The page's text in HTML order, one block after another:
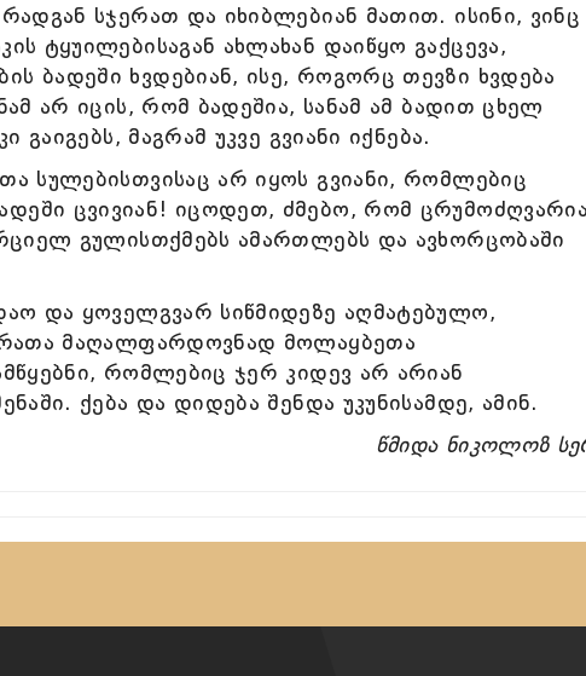
სჯერათ და იხიბლებიან მათით. ისინი, ვინც
ტყუილებისაგან ახლახან დაიწყო გაქცევა,
ბადეში ხვდებიან, ისე, როგორც თევზი ხვდება
არ იცის, რომ ბადეშია, სანამ ამ ბადით ცხელ
გაიგებს, მაგრამ უკვე გვიანი იქნება.
სულებისთვისაც არ იყოს გვიანი, რომლებიც
ცვივიან! იცოდეთ, ძმებო, რომ ცრუმოძღვარია
გულისთქმებს ამართლებს და ავხორცობაში
და ყოველგვარ სიწმიდეზე აღმატებულო,
რათა მაღალფარდოვნად მოლაყბეთა
რომლებიც ჯერ კიდევ არ არიან
ქება და დიდება შენდა უკუნისამდე, ამინ.
წმიდა ნიკოლოზ